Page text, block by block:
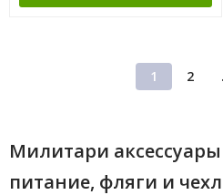
1 2
Милитари
питание, фляги и